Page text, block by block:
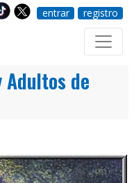
entrar registro
Adultos de